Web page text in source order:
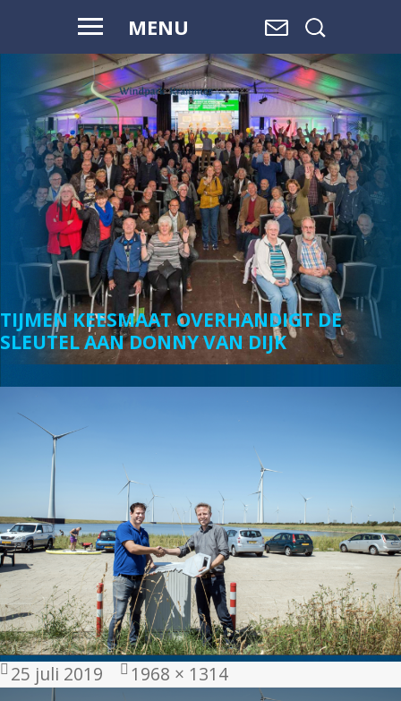
MENU
VOOR HAAR
EN ONZE
TOEKOMST
TIJMEN KEESMAAT OVERHANDIGT DE
SLEUTEL AAN DONNY VAN DIJK
Geplaatst
25 juli 2019
Volledige
1968 × 1314